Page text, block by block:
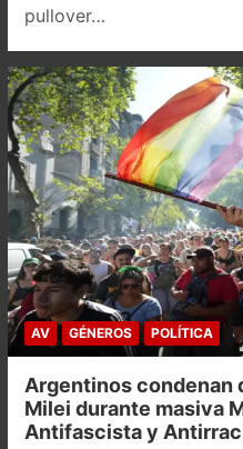
pullover…
AV GÉNEROS POLÍTICA
Argentinos condenan
Milei durante masiva
Antifascista y